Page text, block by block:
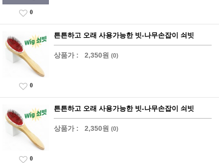
0
튼튼하고 오래 사용가능한 빗-나무손잡이 쇠빗
상품가 : 2,350원 (0)
0
튼튼하고 오래 사용가능한 빗-나무손잡이 쇠빗
상품가 : 2,350원 (0)
0